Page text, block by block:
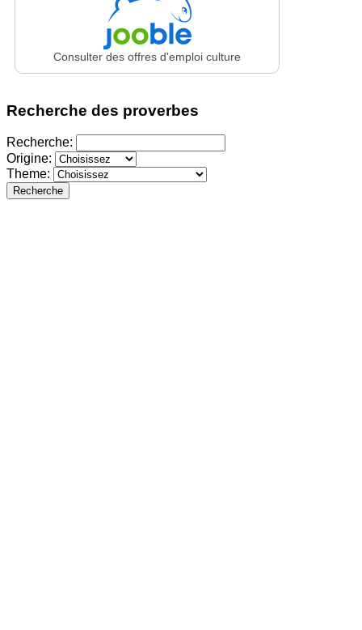
Consulter des offres d'emploi culture
Recherche des proverbes
Recherche:
Origine:
Theme:
Recherche